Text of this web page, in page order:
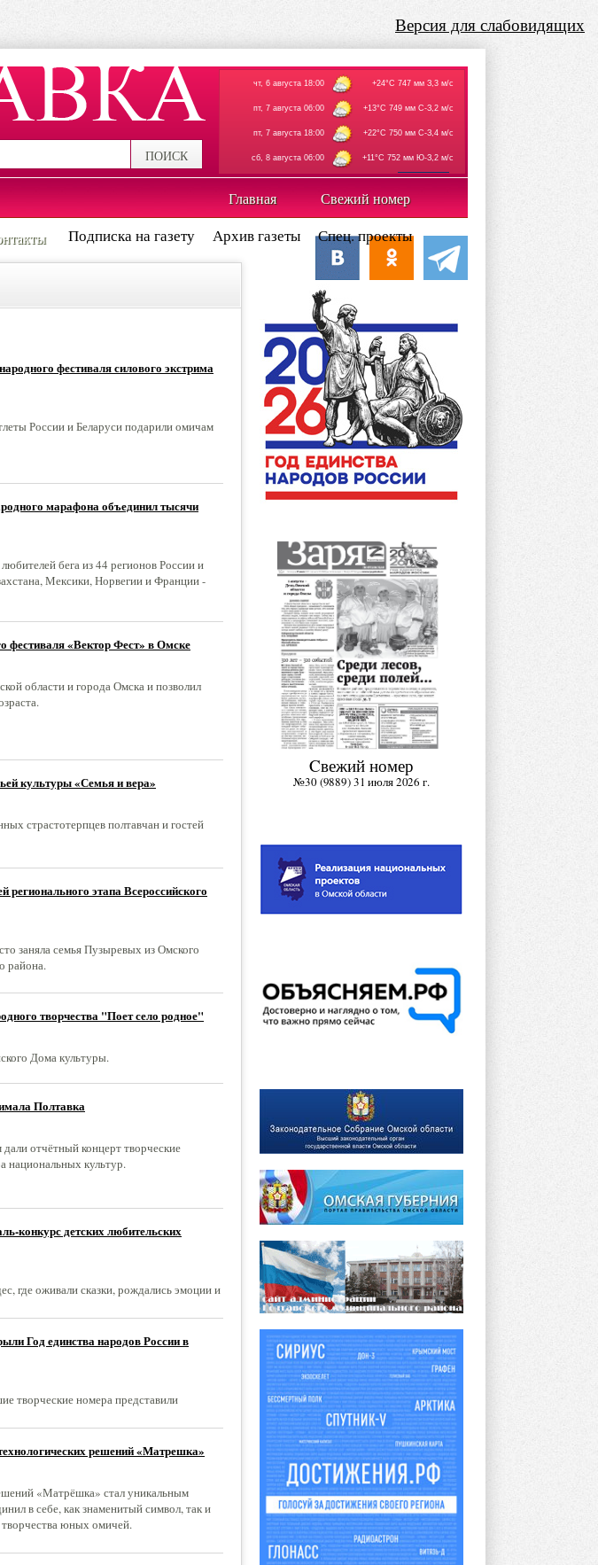
Версия для слабовидящих
ПОИСК
чт, 6 августа 18:00 +24°C 747 мм З,3 м/с
пт, 7 августа 06:00 +13°C 749 мм С-З,2 м/с
пт, 7 августа 18:00 +22°C 750 мм С-З,4 м/с
сб, 8 августа 06:00 +11°C 752 мм Ю-З,2 м/с
Главная Свежий номер
Подписка на газету Архив газеты Спец. проекты
фестиваля силового экстрима
России и Беларуси подарили омичам
марафона объединил тысячи
бега из 44 регионов России и
Мексики, Норвегии и Франции -
фестиваля «Вектор Фест» в Омске
области и города Омска и позволил
культуры «Семья и вера»
страстотерпцев полтавчан и гостей
регионального этапа Всероссийского
заняла семья Пузыревых из Омского
района.
творчества "Поет село родное"
Дома культуры.
Полтавка
отчётный концерт творческие
национальных культур.
конкурс детских любительских
где оживали сказки, рождались эмоции и
Год единства народов России в
творческие номера представили
решений «Матрешка»
«Матрёшка» стал уникальным
в себе, как знаменитый символ, так и
творчества юных омичей.
Cвежий номер
№30 (9889) 31 июля 2026 г.